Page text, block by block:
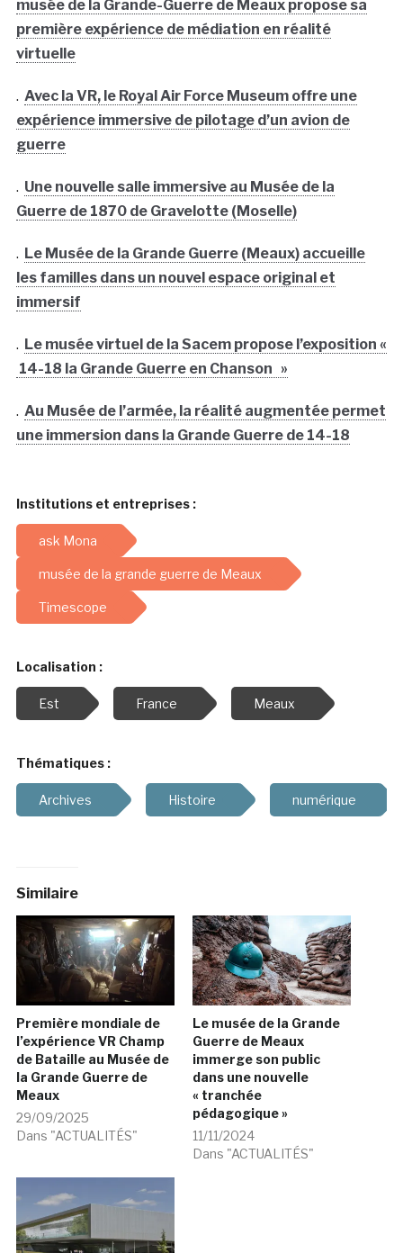
musée de la Grande-Guerre de Meaux propose sa
première expérience de médiation en réalité
virtuelle
. Avec la VR, le Royal Air Force Museum offre une
expérience immersive de pilotage d’un avion de
guerre
. Une nouvelle salle immersive au Musée de la
Guerre de 1870 de Gravelotte (Moselle)
. Le Musée de la Grande Guerre (Meaux) accueille
les familles dans un nouvel espace original et
immersif
. Le musée virtuel de la Sacem propose l’exposition «
14-18 la Grande Guerre en Chanson »
. Au Musée de l’armée, la réalité augmentée permet
une immersion dans la Grande Guerre de 14-18
Institutions et entreprises :
ask Mona
musée de la grande guerre de Meaux
Timescope
Localisation :
Est France Meaux
Thématiques :
Archives Histoire numérique
Similaire
Première mondiale de
l’expérience VR Champ
de Bataille au Musée de
la Grande Guerre de
Meaux
29/09/2025
Dans "ACTUALITÉS"
Le musée de la Grande
Guerre de Meaux
immerge son public
dans une nouvelle
« tranchée
pédagogique »
11/11/2024
Dans "ACTUALITÉS"